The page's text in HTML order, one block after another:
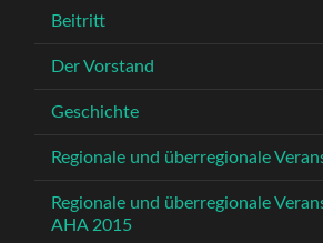
Beitritt
Der Vorstand
Geschichte
Regionale und überregionale
Regionale und überregionale
AHA 2015